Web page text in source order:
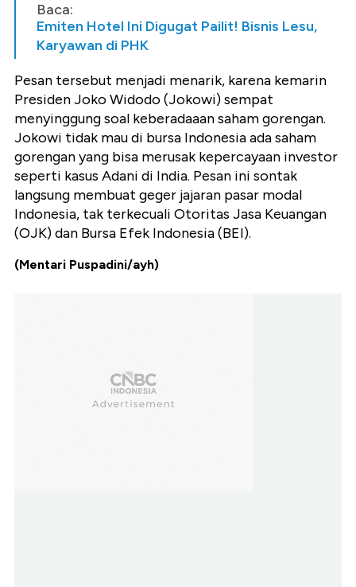
Baca:
Emiten Hotel Ini Digugat Pailit! Bisnis Lesu,
Karyawan di PHK
Pesan tersebut menjadi menarik, karena kemarin
Presiden Joko Widodo (Jokowi) sempat
menyinggung soal keberadaaan saham gorengan.
Jokowi tidak mau di bursa Indonesia ada saham
gorengan yang bisa merusak kepercayaan investor
seperti kasus Adani di India. Pesan ini sontak
langsung membuat geger jajaran pasar modal
Indonesia, tak terkecuali Otoritas Jasa Keuangan
(OJK) dan Bursa Efek Indonesia (BEI).
(Mentari Puspadini/ayh)